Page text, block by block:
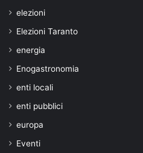
elezioni
Elezioni Taranto
energia
Enogastronomia
enti locali
enti pubblici
europa
Eventi